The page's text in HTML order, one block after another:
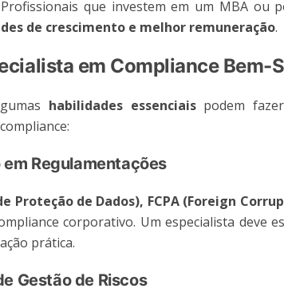
que investem em um MBA ou
de crescimento e melhor remuneração​.
em Compliance Bem-
habilidades essenciaispodem
Regulamentações
Proteção de Dados), FCPA (Foreign
corporativo. Um especialista deve
prática.
Gestão de Riscos